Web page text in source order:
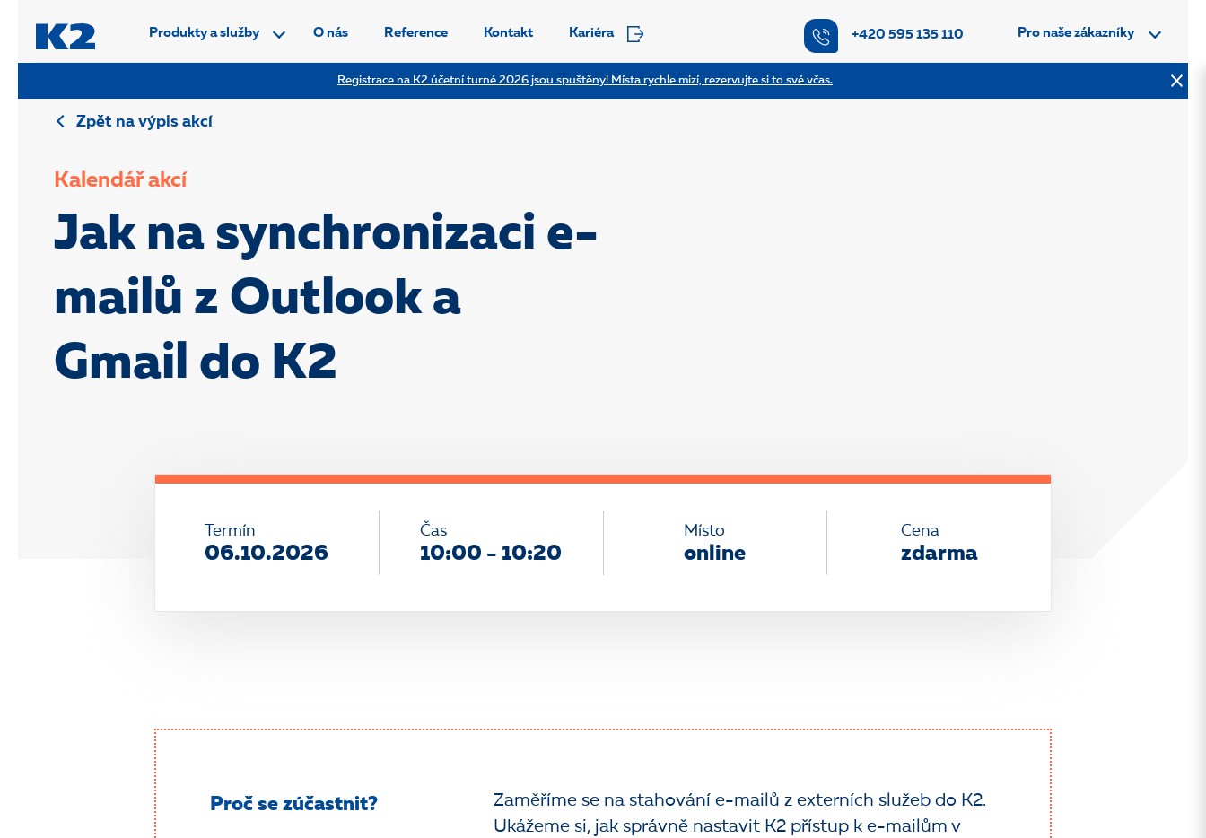
Registrace na K2 účetní turné 2026 jsou spuštěny! Místa rychle mizí, rezervujte si to své včas.
Produkty a služby O nás Reference Kontakt Kariéra +420 595 135 110 Pro naše zákazníky
Zpět na výpis akcí
Kalendář akcí
Jak na synchronizaci e-
mailů z Outlook a
Gmail do K2
Termín
06.10.2026
Čas
10:00 - 10:20
Místo
online
Cena
zdarma
Proč se zúčastnit?
Zaměříme se na stahování e-mailů z externích služeb do K2.
Ukážeme si, jak správně nastavit K2 přístup k e-mailům v